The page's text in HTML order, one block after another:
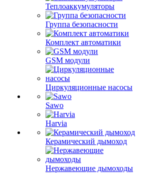
Теплоаккумуляторы
Группа безопасности
Комплект автоматики
GSM модули
Циркуляционные насосы
Sawo
Harvia
Керамический дымоход
Нержавеющие дымоходы